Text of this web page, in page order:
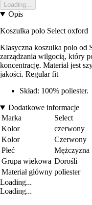
Loading...
Opis
Koszulka polo Select oxford
Klasyczna koszulka polo od
zarządzania wilgocią, który
koncentrację. Materiał jest
jakości. Regular fit
Skład: 100% poliester.
Dodatkowe informacje
Marka
Select
Kolor
czerwony
Kolor
Czerwony
Płeć
Mężczyzna
Grupa wiekowa Dorośli
Materiał główny poliester
Loading...
Loading...